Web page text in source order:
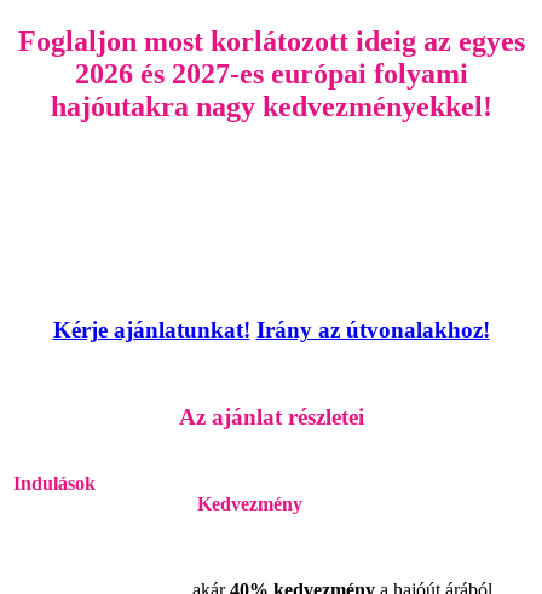
Foglaljon most korlátozott ideig az egyes
2026 és 2027-es európai folyami
hajóutakra nagy kedvezményekkel!
Kérje ajánlatunkat! Irány az útvonalakhoz!
Az ajánlat részletei
Indulások
Kedvezmény
akár40% kedvezmény a hajóút árából